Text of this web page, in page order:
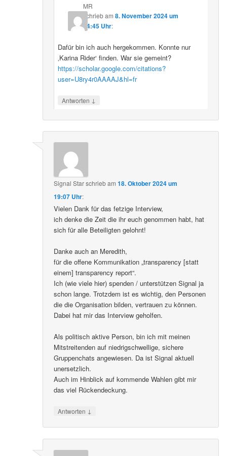
MR
schriebam 8. November 2024 um
14:45 Uhr:
Dafür bin ich auch hergekommen. Konnte nur
‚Karina Rider‘ finden. War sie gemeint?
https://scholar.google.com/citations?
user=U8ry4r0AAAAJ&hl=fr
Antworten ↓
Signal Starschriebam18. Oktober 2024 um
19:07 Uhr:
Vielen Dank für das fetzige Interview,
ich denke die Zeit die ihr euch genommen habt, hat
sich für alle Beteiligten gelohnt!
Danke auch an Meredith,
für die offene Kommunikation „transparency [statt
einem] transparency report“.
Ich (wie viele hier) spenden / unterstützen Signal ja
schon lange. Trotzdem ist es wichtig, den Personen
die die Organisation bilden, vertrauen zu können.
Dabei hat mir das Interview geholfen.
Als politisch aktive Person, bin ich mit meinen
Mitstreitenden auf niedrigschwellige, sichere
Gruppenchats angewiesen. Da ist Signal aktuell
unersetzlich.
Auch im Hinblick auf kommende Wahlen gibt mir
das viel Rückendeckung.
Antworten ↓